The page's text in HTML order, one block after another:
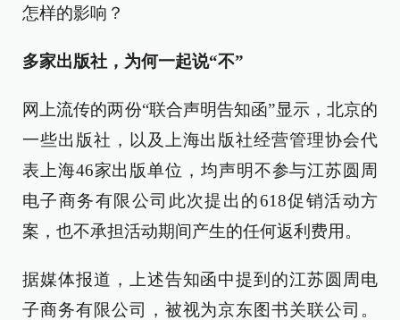
怎样的影响？
多家出版社，为何一起说“不”
网上流传的两份“联合声明告知函”显示，北京的
一些出版社，以及上海出版社经营管理协会代
表上海46家出版单位，均声明不参与江苏圆周
电子商务有限公司此次提出的618促销活动方
案，也不承担活动期间产生的任何返利费用。
据媒体报道，上述告知函中提到的江苏圆周电
子商务有限公司，被视为京东图书关联公司。